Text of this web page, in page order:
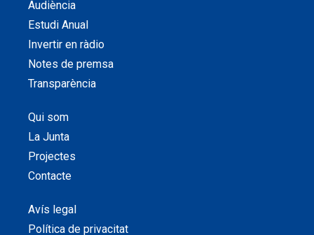
Audiència
Estudi Anual
Invertir en ràdio
Notes de premsa
Transparència
Qui som
La Junta
Projectes
Contacte
Avís legal
Política de privacitat